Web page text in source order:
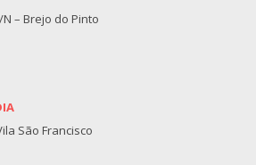
– Brejo do Pinto
São Francisco